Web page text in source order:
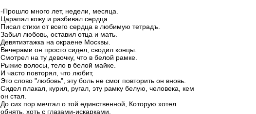
-Прошло много лет, недели, месяца.
Царапал кожу и разбивал сердца.
Писал стихи от всего сердца в любимую тетрадъ.
Забыл любовь, оставил отца и мать.
Девятиэтажка на окраене Москвы.
Вечерами он просто сидел, сводил концы.
Смотрел на ту девочку, что в белой рамке.
Рыжие волосы, тело в белой майке.
И часто повторял, что любит,
Это слово "любовь", эту боль не смог повторить он вновь.
Сидел плакал, курил, ругал, эту рамку белую, человека, кем
он стал.
До сих пор мечтал о той единственной, Которую хотел
обнять, хоть с глазами-искарками.